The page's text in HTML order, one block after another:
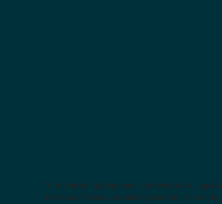
Y mientras Springsteen comentaba la
hermana Pamela, también presente), miles de